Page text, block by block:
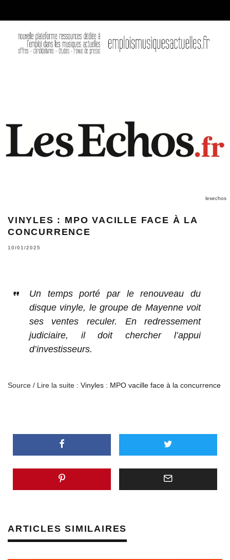
lesechos
VINYLES : MPO VACILLE FACE À LA
CONCURRENCE
10/01/2025
Un temps porté par le renouveau du
disque vinyle, le groupe de Mayenne voit
ses ventes reculer. En redressement
judiciaire, il doit chercher l’appui
d’investisseurs.
Source / Lire la suite : Vinyles : MPO vacille face à la concurrence
ARTICLES SIMILAIRES